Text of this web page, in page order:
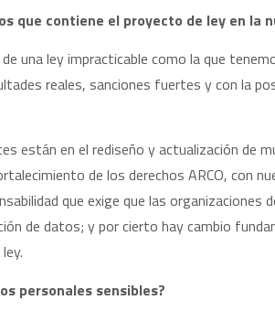
que contiene el proyecto de ley en la
una ley impracticable como la que
reales, sanciones fuertes y con la
están en el rediseño y actualización de
de los derechos ARCO, con
que exige que las
de datos; y por cierto hay cambio
personales sensibles?